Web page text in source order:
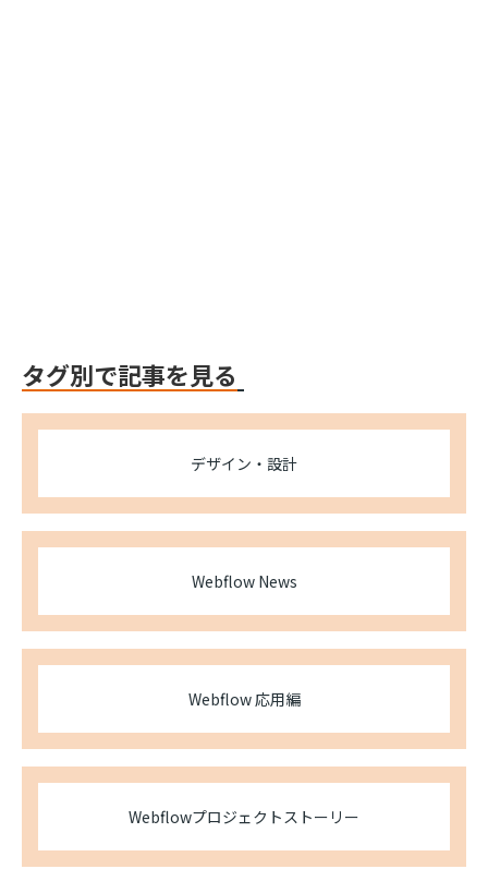
タグ別で記事を見る
デザイン・設計
Webflow News
Webflow 応用編
Webflowプロジェクトストーリー